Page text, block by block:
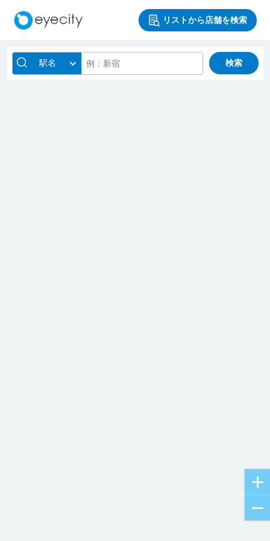
リストから店舗を検索
駅名 検索